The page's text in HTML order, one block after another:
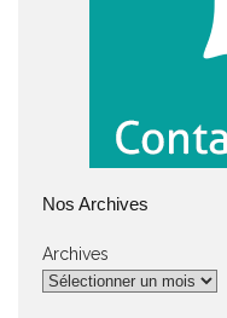
Nos Archives
Archives